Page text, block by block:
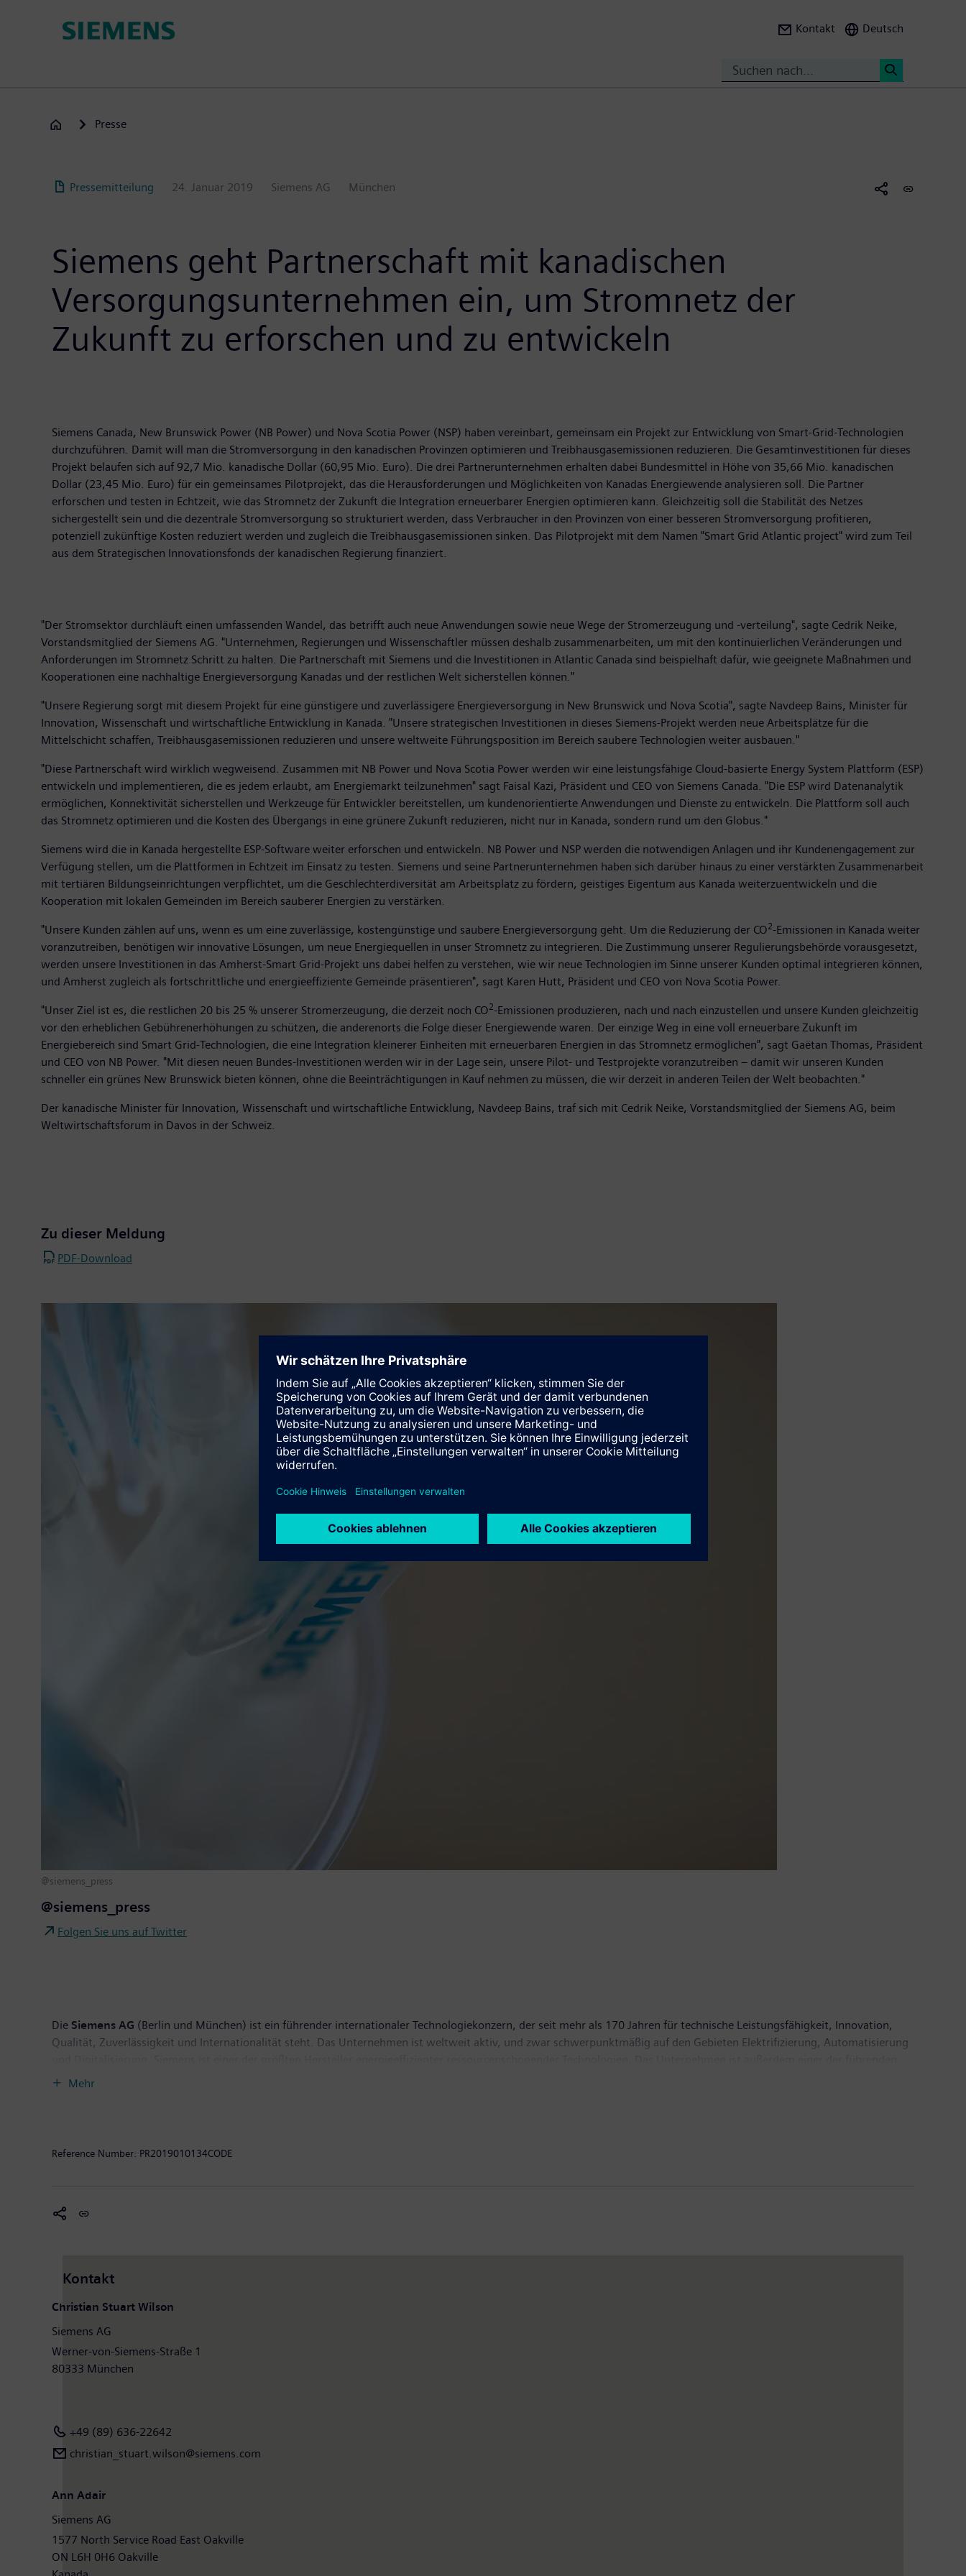
Kontakt Deutsch
Presse
Pressemitteilung 24. Januar 2019 Siemens AG München
Siemens geht Partnerschaft mit kanadischen
Versorgungsunternehmen ein, um Stromnetz der
Zukunft zu erforschen und zu entwickeln
Siemens Canada, New Brunswick Power (NB Power) und Nova Scotia Power (NSP) haben vereinbart, gemeinsam ein Projekt zur Entwicklung von Smart-Grid-Technologien
durchzuführen. Damit will man die Stromversorgung in den kanadischen Provinzen optimieren und Treibhausgasemissionen reduzieren. Die Gesamtinvestitionen für dieses
Projekt belaufen sich auf 92,7 Mio. kanadische Dollar (60,95 Mio. Euro). Die drei Partnerunternehmen erhalten dabei Bundesmittel in Höhe von 35,66 Mio. kanadischen
Dollar (23,45 Mio. Euro) für ein gemeinsames Pilotprojekt, das die Herausforderungen und Möglichkeiten von Kanadas Energiewende analysieren soll. Die Partner
erforschen und testen in Echtzeit, wie das Stromnetz der Zukunft die Integration erneuerbarer Energien optimieren kann. Gleichzeitig soll die Stabilität des Netzes
sichergestellt sein und die dezentrale Stromversorgung so strukturiert werden, dass Verbraucher in den Provinzen von einer besseren Stromversorgung profitieren,
potenziell zukünftige Kosten reduziert werden und zugleich die Treibhausgasemissionen sinken. Das Pilotprojekt mit dem Namen "Smart Grid Atlantic project" wird zum Teil
aus dem Strategischen Innovationsfonds der kanadischen Regierung finanziert.
"Der Stromsektor durchläuft einen umfassenden Wandel, das betrifft auch neue Anwendungen sowie neue Wege der Stromerzeugung und -verteilung", sagte Cedrik Neike,
Vorstandsmitglied der Siemens AG. "Unternehmen, Regierungen und Wissenschaftler müssen deshalb zusammenarbeiten, um mit den kontinuierlichen Veränderungen und
Anforderungen im Stromnetz Schritt zu halten. Die Partnerschaft mit Siemens und die Investitionen in Atlantic Canada sind beispielhaft dafür, wie geeignete Maßnahmen und
Kooperationen eine nachhaltige Energieversorgung Kanadas und der restlichen Welt sicherstellen können."
"Unsere Regierung sorgt mit diesem Projekt für eine günstigere und zuverlässigere Energieversorgung in New Brunswick und Nova Scotia", sagte Navdeep Bains, Minister für
Innovation, Wissenschaft und wirtschaftliche Entwicklung in Kanada. "Unsere strategischen Investitionen in dieses Siemens-Projekt werden neue Arbeitsplätze für die
Mittelschicht schaffen, Treibhausgasemissionen reduzieren und unsere weltweite Führungsposition im Bereich saubere Technologien weiter ausbauen."
"Diese Partnerschaft wird wirklich wegweisend. Zusammen mit NB Power und Nova Scotia Power werden wir eine leistungsfähige Cloud-basierte Energy System Plattform (ESP)
entwickeln und implementieren, die es jedem erlaubt, am Energiemarkt teilzunehmen" sagt Faisal Kazi, Präsident und CEO von Siemens Canada. "Die ESP wird Datenanalytik
ermöglichen, Konnektivität sicherstellen und Werkzeuge für Entwickler bereitstellen, um kundenorientierte Anwendungen und Dienste zu entwickeln. Die Plattform soll auch
das Stromnetz optimieren und die Kosten des Übergangs in eine grünere Zukunft reduzieren, nicht nur in Kanada, sondern rund um den Globus."
Siemens wird die in Kanada hergestellte ESP-Software weiter erforschen und entwickeln. NB Power und NSP werden die notwendigen Anlagen und ihr Kundenengagement zur
Verfügung stellen, um die Plattformen in Echtzeit im Einsatz zu testen. Siemens und seine Partnerunternehmen haben sich darüber hinaus zu einer verstärkten Zusammenarbeit
mit tertiären Bildungseinrichtungen verpflichtet, um die Geschlechterdiversität am Arbeitsplatz zu fördern, geistiges Eigentum aus Kanada weiterzuentwickeln und die
Kooperation mit lokalen Gemeinden im Bereich sauberer Energien zu verstärken.
"Unsere Kunden zählen auf uns, wenn es um eine zuverlässige, kostengünstige und saubere Energieversorgung geht. Um die Reduzierung der CO2-Emissionen in Kanada weiter
voranzutreiben, benötigen wir innovative Lösungen, um neue Energiequellen in unser Stromnetz zu integrieren. Die Zustimmung unserer Regulierungsbehörde vorausgesetzt,
werden unsere Investitionen in das Amherst-Smart Grid-Projekt uns dabei helfen zu verstehen, wie wir neue Technologien im Sinne unserer Kunden optimal integrieren können,
und Amherst zugleich als fortschrittliche und energieeffiziente Gemeinde präsentieren", sagt Karen Hutt, Präsident und CEO von Nova Scotia Power.
"Unser Ziel ist es, die restlichen 20 bis 25 % unserer Stromerzeugung, die derzeit noch CO2-Emissionen produzieren, nach und nach einzustellen und unsere Kunden gleichzeitig
vor den erheblichen Gebührenerhöhungen zu schützen, die anderenorts die Folge dieser Energiewende waren. Der einzige Weg in eine voll erneuerbare Zukunft im
Energiebereich sind Smart Grid-Technologien, die eine Integration kleinerer Einheiten mit erneuerbaren Energien in das Stromnetz ermöglichen", sagt Gaëtan Thomas, Präsident
und CEO von NB Power. "Mit diesen neuen Bundes-Investitionen werden wir in der Lage sein, unsere Pilot- und Testprojekte voranzutreiben – damit wir unseren Kunden
schneller ein grünes New Brunswick bieten können, ohne die Beeinträchtigungen in Kauf nehmen zu müssen, die wir derzeit in anderen Teilen der Welt beobachten."
Der kanadische Minister für Innovation, Wissenschaft und wirtschaftliche Entwicklung, Navdeep Bains, traf sich mit Cedrik Neike, Vorstandsmitglied der Siemens AG, beim
Weltwirtschaftsforum in Davos in der Schweiz.
Zu dieser Meldung
PDF-Download
@siemens_press
@siemens_press
Folgen Sie uns auf Twitter
Die Siemens AG (Berlin und München) ist ein führender internationaler Technologiekonzern, der seit mehr als 170 Jahren für technische Leistungsfähigkeit, Innovation,
Qualität, Zuverlässigkeit und Internationalität steht. Das Unternehmen ist weltweit aktiv, und zwar schwerpunktmäßig auf den Gebieten Elektrifizierung, Automatisierung
Anbieter effizienter Stromerzeugungs- und Stromübertragungslösungen, Pionier bei Infrastrukturlösungen sowie bei Automatisierungs-, Antriebs- und Softwarelösungen
Mehr
Reference Number: PR2019010134CODE
Kontakt
Christian Stuart Wilson
Siemens AG
Werner-von-Siemens-Straße 1
80333 München
+49 (89) 636-22642
christian_stuart.wilson@siemens.com
Ann Adair
Siemens AG
1577 North Service Road East Oakville
ON L6H 0H6 Oakville